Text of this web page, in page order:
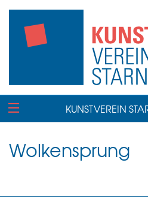
KUNSTVEREIN
Wolkensprung